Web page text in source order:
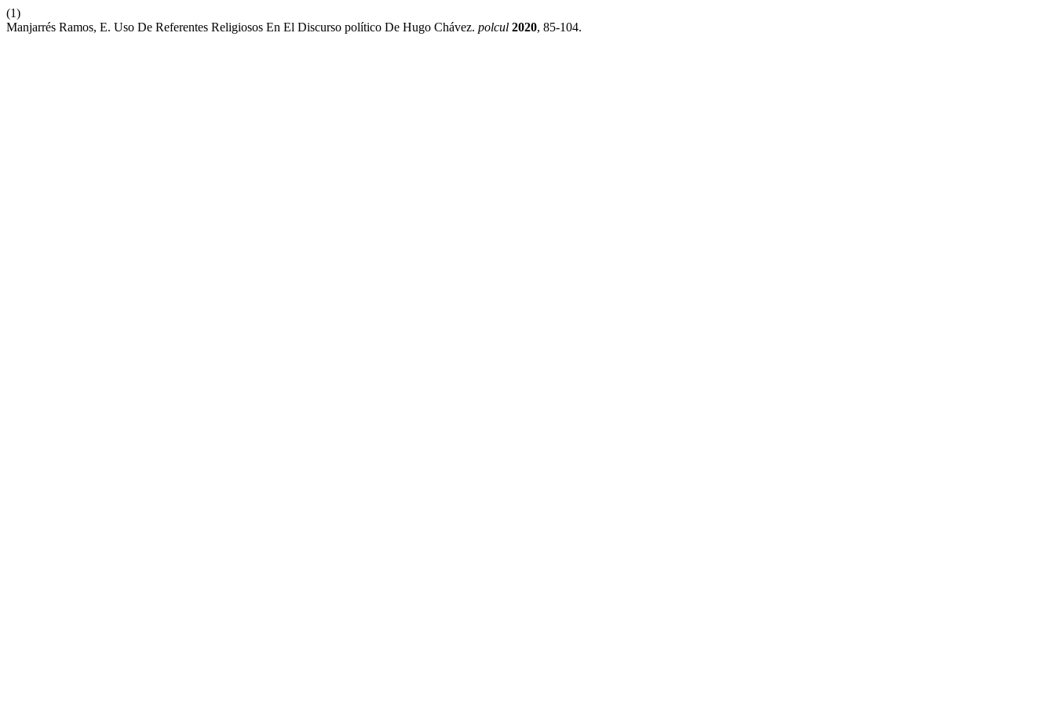
(1)
Manjarrés Ramos, E. Uso De Referentes Religiosos En El Discurso político De Hugo Chávez. polcul 2020, 85-104.